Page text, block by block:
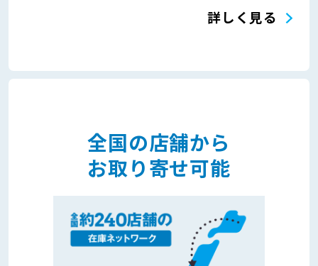
詳しく見る
全国の店舗から
お取り寄せ可能